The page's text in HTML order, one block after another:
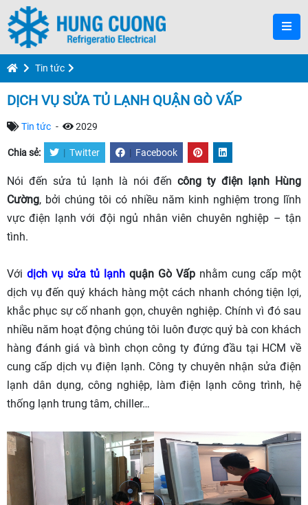
Tin tức
DỊCH VỤ SỬA TỦ LẠNH QUẬN GÒ VẤP
Tin tức - 2029
Chia sẻ: | Twitter | Facebook
Nói đến sửa tủ lạnh là nói đếncông ty điện lạnh Hùng
Cường, bởi chúng tôi có nhiều năm kinh nghiệm trong lĩnh
vực điện lạnh với đội ngủ nhân viên chuyên nghiệp – tận
tình.
Với dịch vụ sửa tủ lạnh quận Gò Vấp nhằm cung cấp một
dịch vụ đến quý khách hàng một cách nhanh chóng tiện lợi,
khắc phục sự cố nhanh gọn, chuyên nghiệp. Chính vì đó sau
nhiều năm hoạt động chúng tôi luôn được quý bà con khách
hàng đánh giá và bình chọn công ty đứng đầu tại HCM về
cung cấp dịch vụ điện lạnh. Công ty chuyên nhận sửa điện
lạnh dân dụng, công nghiệp, làm điện lạnh công trình, hệ
thống lạnh trung tâm, chiller…